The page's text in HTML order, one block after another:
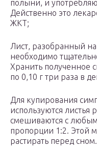
полыни, и
Действенно это
ЖКТ;
Лист, разобранный
необходимо
Хранить полученное
по 0,10 г три раза в
Для купирования
используются листья
смешиваются с
пропорции 1:2. Этой
растирать перед сном.